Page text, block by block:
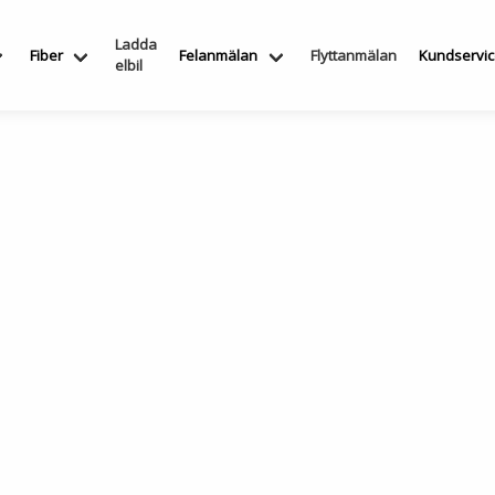
Fiber
Ladda
elbil
Felanmälan Flyttanmälan